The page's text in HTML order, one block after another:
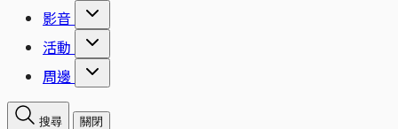
影音
活動
周邊
搜尋 關閉